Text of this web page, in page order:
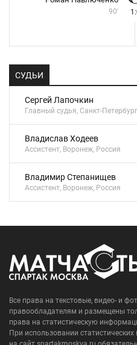
90'
СУДЬИ
Сергей Лапочкин
Главный судья, Санкт-
Владислав Ходеев
Ассистент, Воронеж, Россия
Владимир Степанищев
Ассистент, Воронеж, Россия
Все права на текстовые, видео- и
правообладателям и размещены
права на статистическую
При использовании